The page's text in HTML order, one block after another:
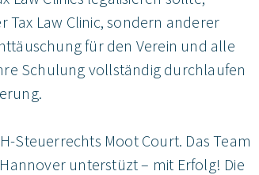
Tax Law Clinic, sondern anderer
für den Verein und alle
Schulung vollständig durchlaufen
Steuerrechts Moot Court. Das Team
unterstüzt – mit Erfolg! Die